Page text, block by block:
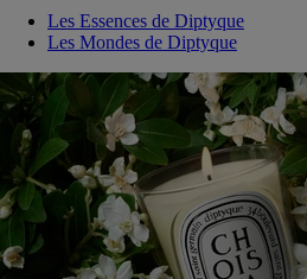
Les Essences de Diptyque
Les Mondes de Diptyque